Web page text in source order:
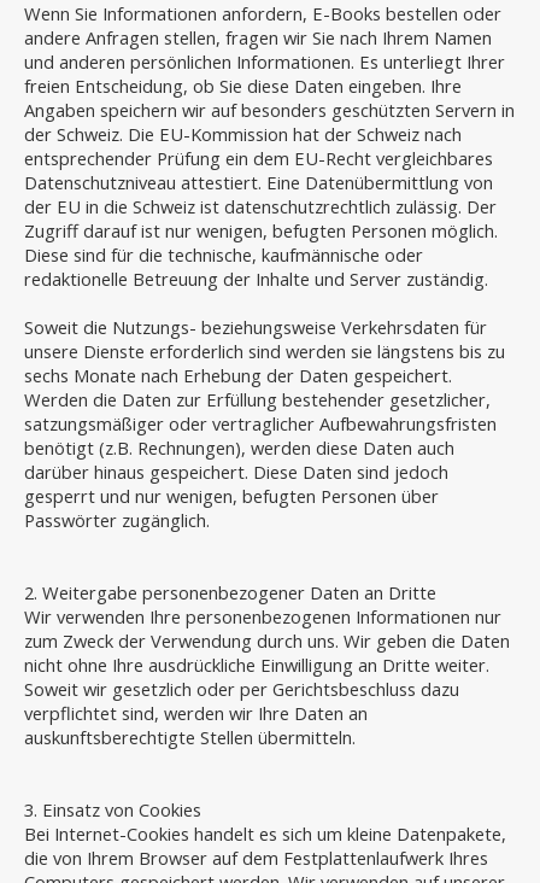
Wenn Sie Informationen anfordern, E-Books bestellen oder
andere Anfragen stellen, fragen wir Sie nach Ihrem Namen
und anderen persönlichen Informationen. Es unterliegt Ihrer
freien Entscheidung, ob Sie diese Daten eingeben. Ihre
Angaben speichern wir auf besonders geschützten Servern in
der Schweiz. Die EU-Kommission hat der Schweiz nach
entsprechender Prüfung ein dem EU-Recht vergleichbares
Datenschutzniveau attestiert. Eine Datenübermittlung von
der EU in die Schweiz ist datenschutzrechtlich zulässig. Der
Zugriff darauf ist nur wenigen, befugten Personen möglich.
Diese sind für die technische, kaufmännische oder
redaktionelle Betreuung der Inhalte und Server zuständig.
Soweit die Nutzungs- beziehungsweise Verkehrsdaten für
unsere Dienste erforderlich sind werden sie längstens bis zu
sechs Monate nach Erhebung der Daten gespeichert.
Werden die Daten zur Erfüllung bestehender gesetzlicher,
satzungsmäßiger oder vertraglicher Aufbewahrungsfristen
benötigt (z.B. Rechnungen), werden diese Daten auch
darüber hinaus gespeichert. Diese Daten sind jedoch
gesperrt und nur wenigen, befugten Personen über
Passwörter zugänglich.
2. Weitergabe personenbezogener Daten an Dritte
Wir verwenden Ihre personenbezogenen Informationen nur
zum Zweck der Verwendung durch uns. Wir geben die Daten
nicht ohne Ihre ausdrückliche Einwilligung an Dritte weiter.
Soweit wir gesetzlich oder per Gerichtsbeschluss dazu
verpflichtet sind, werden wir Ihre Daten an
auskunftsberechtigte Stellen übermitteln.
3. Einsatz von Cookies
Bei Internet-Cookies handelt es sich um kleine Datenpakete,
die von Ihrem Browser auf dem Festplattenlaufwerk Ihres